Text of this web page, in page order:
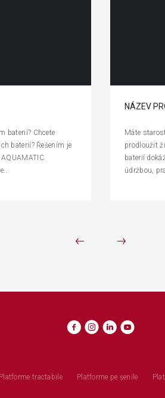
baterií? Chcete
baterií? Řešením je
NÁZEV
Máte
prodloužit
baterií
údržbou,
Platforme tractabile Platforme pe șenile